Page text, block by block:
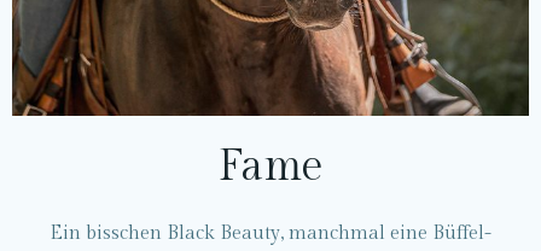
Fame
Ein bisschen Black Beauty, manchmal eine Büffel-